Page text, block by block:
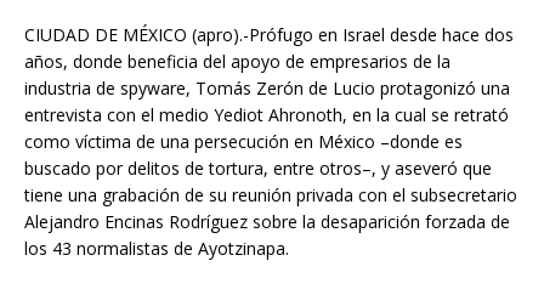
CIUDAD DE MÉXICO (apro).-Prófugo en Israel desde hace dos
años, donde beneficia del apoyo de empresarios de la
industria de spyware, Tomás Zerón de Lucio protagonizó una
entrevista con el medio Yediot Ahronoth, en la cual se retrató
como víctima de una persecución en México –donde es
buscado por delitos de tortura, entre otros–, y aseveró que
tiene una grabación de su reunión privada con el subsecretario
Alejandro Encinas Rodríguez sobre la desaparición forzada de
los 43 normalistas de Ayotzinapa.